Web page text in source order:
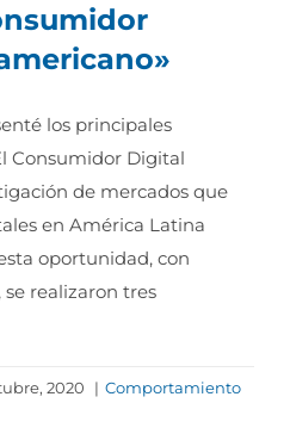
los principales
Consumidor Digital
de mercados que
en América Latina
oportunidad, con
realizaron tres
2020 | Comportamiento